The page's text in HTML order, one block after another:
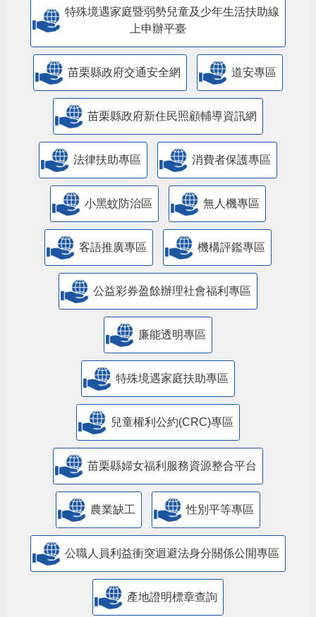
特殊境遇家庭暨弱勢兒童及少年生活扶助線
上申辦平臺
苗栗縣政府交通安全網 道安專區
苗栗縣政府新住民照顧輔導資訊網
法律扶助專區 消費者保護專區
小黑蚊防治區 無人機專區
客語推廣專區 機構評鑑專區
公益彩券盈餘辦理社會福利專區
廉能透明專區
特殊境遇家庭扶助專區
兒童權利公約(CRC)專區
苗栗縣婦女福利服務資源整合平台
農業缺工 性別平等專區
公職人員利益衝突迴避法身分關係公開專區
產地證明標章查詢